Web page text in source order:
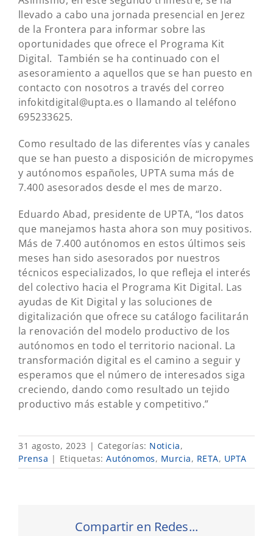
llevado a cabo una jornada presencial en Jerez
de la Frontera para informar sobre las
oportunidades que ofrece el Programa Kit
Digital. También se ha continuado con el
asesoramiento a aquellos que se han puesto en
contacto con nosotros a través del correo
infokitdigital@upta.es o llamando al teléfono
695233625.
Como resultado de las diferentes vías y canales
que se han puesto a disposición de micropymes
y autónomos españoles, UPTA suma más de
7.400 asesorados desde el mes de marzo.
Eduardo Abad, presidente de UPTA, “los datos
que manejamos hasta ahora son muy positivos.
Más de 7.400 autónomos en estos últimos seis
meses han sido asesorados por nuestros
técnicos especializados, lo que refleja el interés
del colectivo hacia el Programa Kit Digital. Las
ayudas de Kit Digital y las soluciones de
digitalización que ofrece su catálogo facilitarán
la renovación del modelo productivo de los
autónomos en todo el territorio nacional. La
transformación digital es el camino a seguir y
esperamos que el número de interesados siga
creciendo, dando como resultado un tejido
productivo más estable y competitivo.”
31 agosto, 2023 | Categorías: Noticia,
Prensa | Etiquetas: Autónomos, Murcia, RETA, UPTA
Compartir en Redes...